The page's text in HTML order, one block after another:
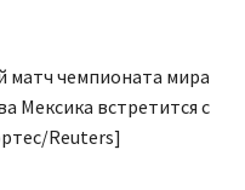
матч чемпионата мира
Мексика встретится с
Reuters]